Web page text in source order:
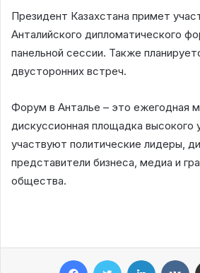
Президент Казахстана примет
Анталийского дипломатического
панельной сессии. Также
двусторонних встреч.
Форум в Анталье – это ежегодная
дискуссионная площадка высокого
участвуют политические лидеры,
представители бизнеса, медиа и
общества.